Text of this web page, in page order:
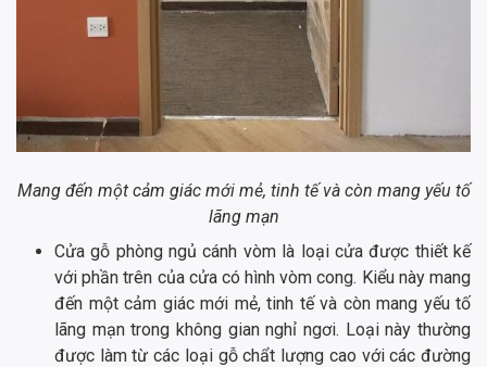
Mang đến một cảm giác mới mẻ, tinh tế và còn mang yếu tố
lãng mạn
Cửa gỗ phòng ngủ cánh vòm là loại cửa được thiết kế
với phần trên của cửa có hình vòm cong. Kiểu này mang
đến một cảm giác mới mẻ, tinh tế và còn mang yếu tố
lãng mạn trong không gian nghỉ ngơi. Loại này thường
được làm từ các loại gỗ chẩt lượng cao với các đường